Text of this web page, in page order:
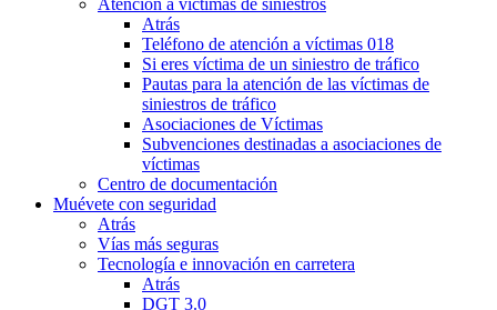
Atención a víctimas de siniestros
Atrás
Teléfono de atención a víctimas 018
Si eres víctima de un siniestro de tráfico
Pautas para la atención de las víctimas de
siniestros de tráfico
Asociaciones de Víctimas
Subvenciones destinadas a asociaciones de
víctimas
Centro de documentación
Muévete con seguridad
Atrás
Vías más seguras
Tecnología e innovación en carretera
Atrás
DGT 3.0